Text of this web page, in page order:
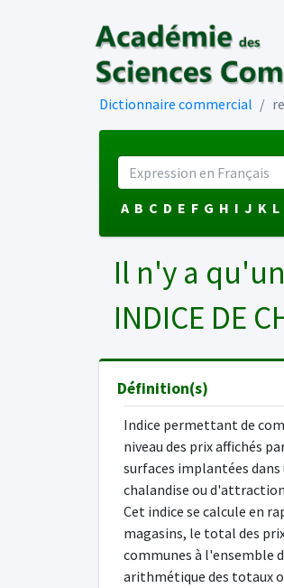
Dictionnaire commercial
A B C D E F G H I J K L
Il n'y a
INDICE DE
Définition(s)
Indice permettant de
niveau des prix affichés
surfaces implantées dans
chalandise ou
Cet indice se calcule en
magasins, le total des
communes à l'ensemble
arithmétique des totaux